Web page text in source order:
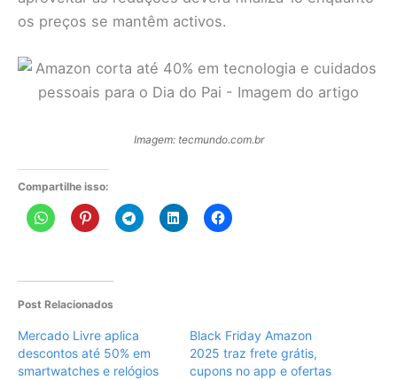
os preços se mantêm activos.
Imagem: tecmundo.com.br
Compartilhe isso:
Post Relacionados
Mercado Livre aplica
descontos até 50% em
smartwatches e relógios
Black Friday Amazon
2025 traz frete grátis,
cupons no app e ofertas